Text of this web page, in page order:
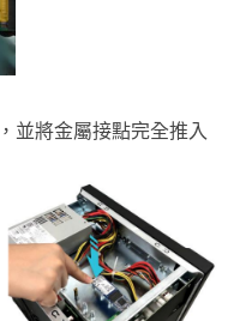
並將金屬接點完全推入